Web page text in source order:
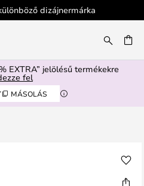
dizájnermárka
EXTRA” jelölésű termékekre
fel
MÁSOLÁS